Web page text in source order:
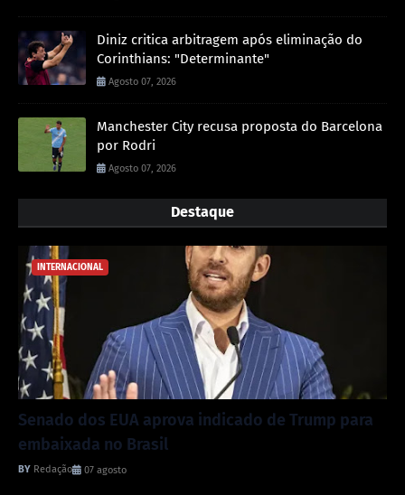
Diniz critica arbitragem após eliminação do
Corinthians: "Determinante"
Agosto 07, 2026
Manchester City recusa proposta do Barcelona
por Rodri
Agosto 07, 2026
Destaque
INTERNACIONAL
Senado dos EUA aprova indicado de Trump para
embaixada no Brasil
Redação 07 agosto